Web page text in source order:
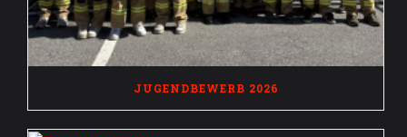
JUGENDBEWERB 2026